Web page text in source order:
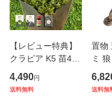
【レビュー特典】
クラピア K5 苗4株
お試し1平米用 す
くすくセットミニ
4,490円
送料無料
置物
ミ
き
送料無